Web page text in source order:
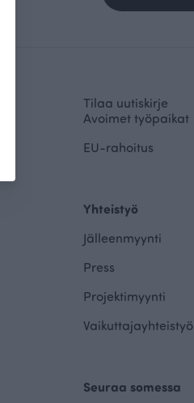
Tilaa uutiskirje
Avoimet työpaikat
EU-rahoitus
Yhteistyö
Jälleenmyynti
Press
Projektimyynti
Vaikuttajayhteistyö
Seuraa somessa